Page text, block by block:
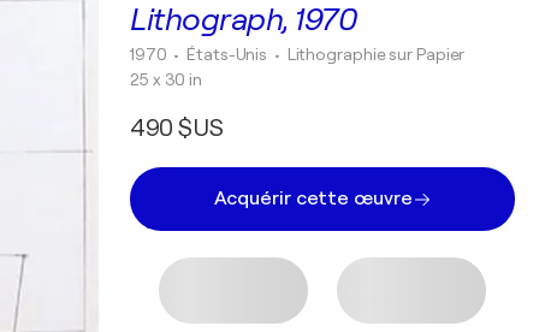
Lithograph, 1970
1970 • États-Unis • Lithographie sur Papier
25 x 30 in
490 $US
Acquérir cette œuvre